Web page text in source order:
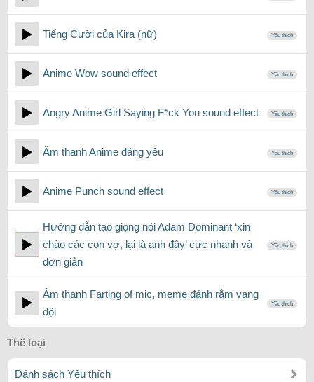
Tiếng Cười của Kira (nữ) Yêu thích
Anime Wow sound effect Yêu thích
Angry Anime Girl Saying F*ck You sound effect Yêu thích
Âm thanh Anime đáng yêu Yêu thích
Anime Punch sound effect Yêu thích
Hướng dẫn tạo giọng nói Adam Dominant ‘xin
chào các con vợ, lại là anh đây’ cực nhanh và
đơn giản
Yêu thích
Âm thanh Farting of mic, meme đánh rắm vang
dội
Yêu thích
Thể loại
Dánh sách Yêu thích